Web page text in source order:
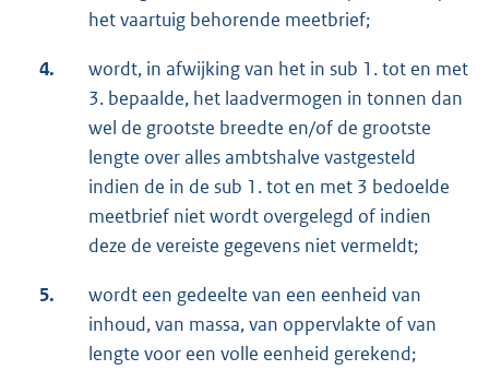
het vaartuig behorende meetbrief;
4.
wordt, in afwijking van het in sub 1. tot en met
3. bepaalde, het laadvermogen in tonnen dan
wel de grootste breedte en/of de grootste
lengte over alles ambtshalve vastgesteld
indien de in de sub 1. tot en met 3 bedoelde
meetbrief niet wordt overgelegd of indien
deze de vereiste gegevens niet vermeldt;
5.
wordt een gedeelte van een eenheid van
inhoud, van massa, van oppervlakte of van
lengte voor een volle eenheid gerekend;